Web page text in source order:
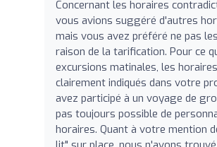
Concernant les horaires
vous avions suggéré d'autres
mais vous avez préféré ne pas
raison de la tarification. Pour ce
excursions matinales, les
clairement indiqués dans votre
avez participé à un voyage de
pas toujours possible de
horaires. Quant à votre mention